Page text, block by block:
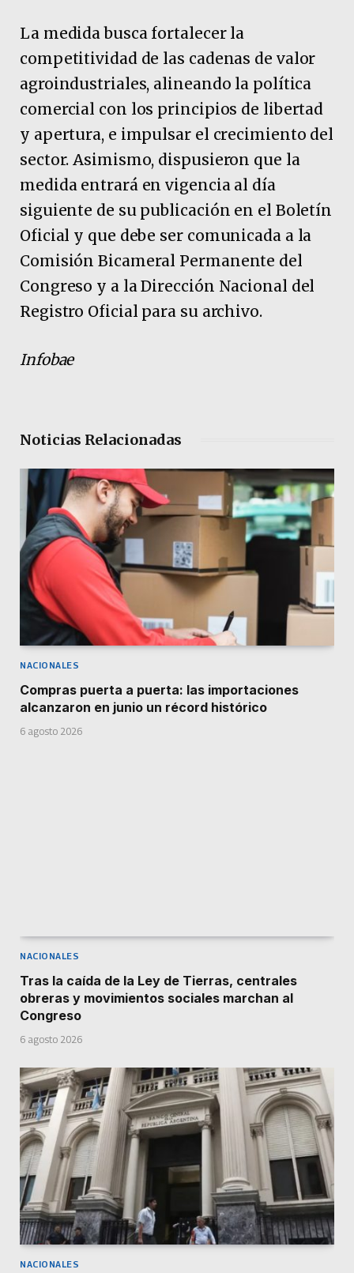
La medida busca fortalecer la
competitividad de las cadenas de valor
agroindustriales, alineando la política
comercial con los principios de libertad
y apertura, e impulsar el crecimiento del
sector. Asimismo, dispusieron que la
medida entrará en vigencia al día
siguiente de su publicación en el Boletín
Oficial y que debe ser comunicada a la
Comisión Bicameral Permanente del
Congreso y a la Dirección Nacional del
Registro Oficial para su archivo.
Infobae
Noticias Relacionadas
NACIONALES
Compras puerta a puerta: las importaciones
alcanzaron en junio un récord histórico
6 agosto 2026
NACIONALES
Tras la caída de la Ley de Tierras, centrales
obreras y movimientos sociales marchan al
Congreso
6 agosto 2026
NACIONALES